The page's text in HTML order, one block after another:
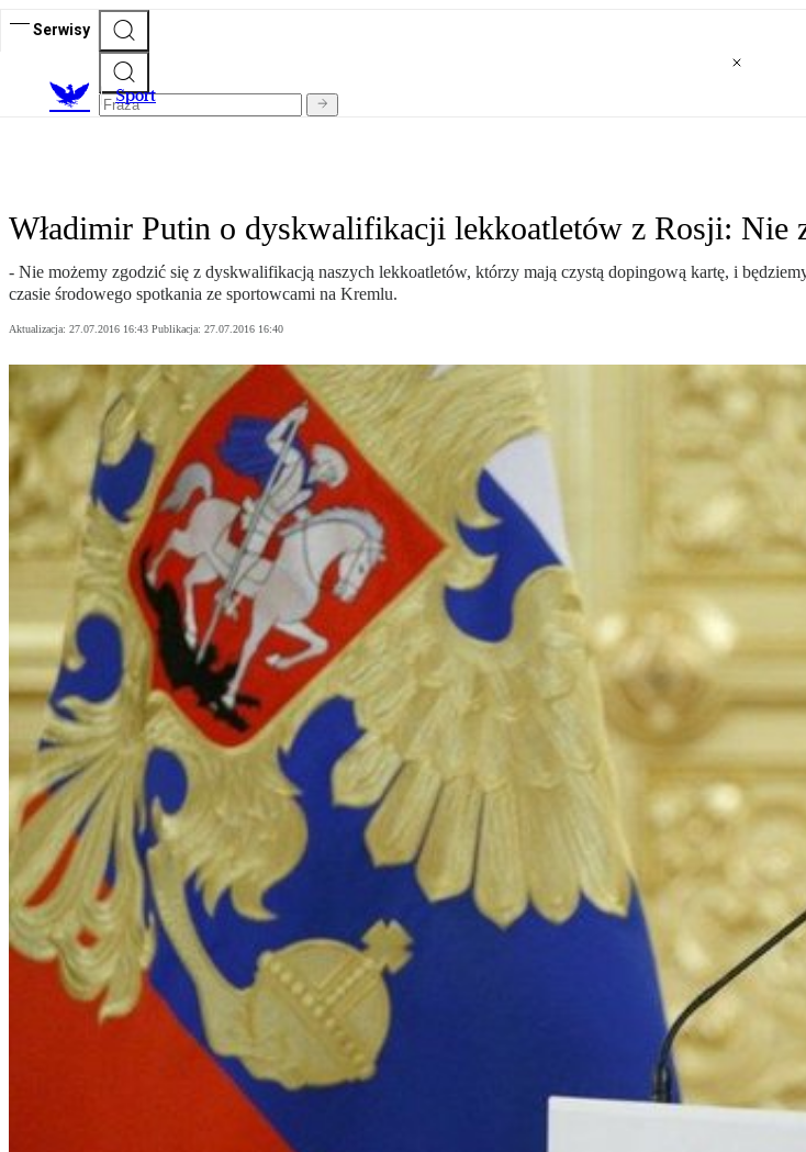
Serwisy
Sport
Władimir Putin o dyskwalifikacji lekkoatletów z Rosji: Nie
- Nie możemy zgodzić się z dyskwalifikacją naszych lekkoatletów, którzy mają czystą dopingową kartę, i
czasie środowego spotkania ze sportowcami na Kremlu.
Aktualizacja: 27.07.2016 16:43 Publikacja: 27.07.2016 16:40